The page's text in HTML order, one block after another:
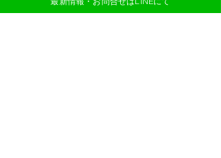
教室生　10,000円(税込)​※ 教室生のみ